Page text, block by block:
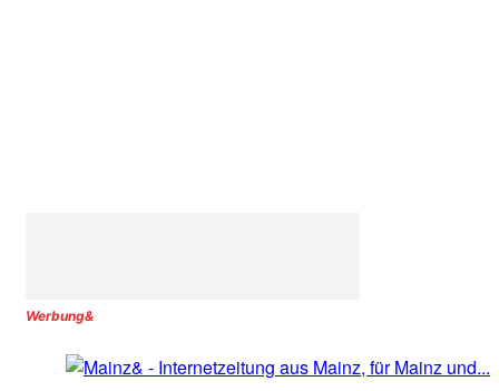
Werbung&